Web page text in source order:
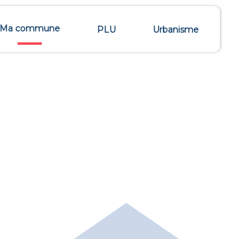
Ma commune PLU Urbanisme